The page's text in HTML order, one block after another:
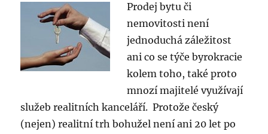
Prodej bytu či
nemovitosti není
jednoduchá záležitost
ani co se týče byrokracie
kolem toho, také proto
mnozí majitelé využívají
služeb realitních kanceláří. Protože český
(nejen) realitní trh bohužel není ani 20 let po